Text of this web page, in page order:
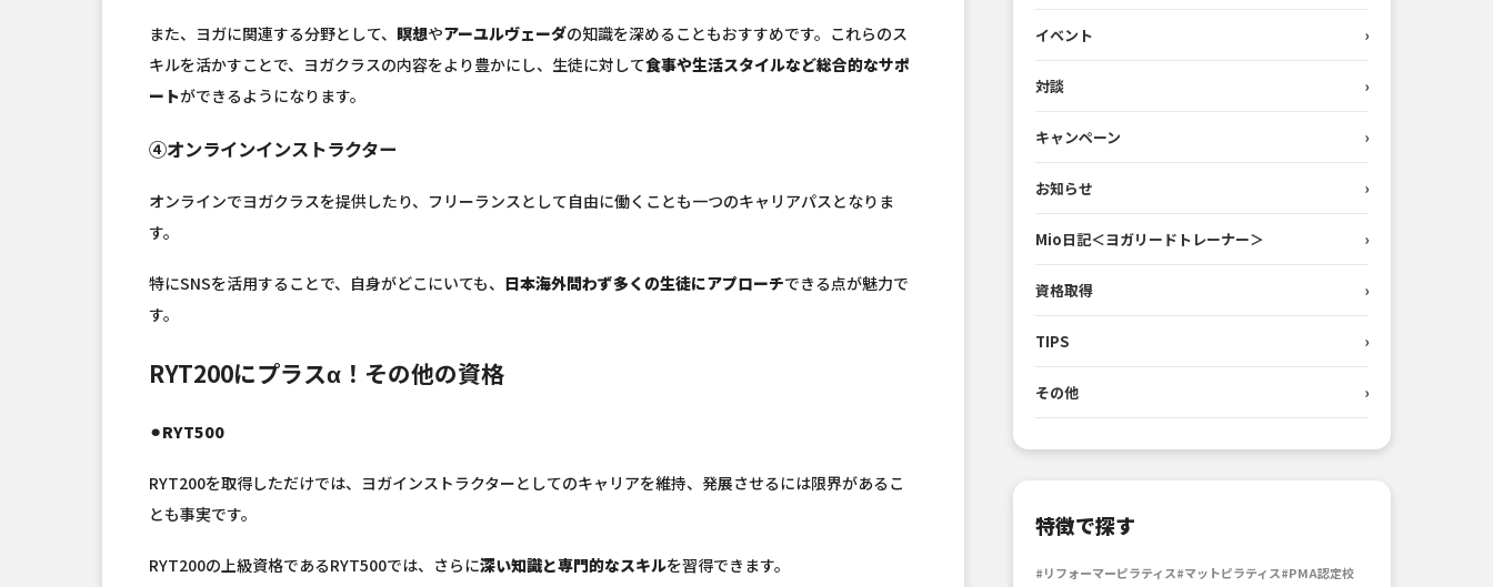
また、ヨガに関連する分野として、 瞑想やアーユルヴェーダの知識を深めることもおすすめです。これらのス
キルを活かすことで、ヨガクラスの内容をより豊かにし、生徒に対して食事や生活スタイルなど総合的なサポ
ートができるようになります。
④オンラインインストラクター
オンラインでヨガクラスを提供したり、フリーランスとして自由に働くことも一つのキャリアパスとなりま
す。
特にSNSを活用することで、自身がどこにいても、 日本海外問わず多くの生徒にアプローチできる点が魅力で
す。
RYT200にプラスα！その他の資格
⚫︎RYT500
RYT200を取得しただけでは、ヨガインストラクターとしてのキャリアを維持、発展させるには限界があるこ
とも事実です。
RYT200の上級資格であるRYT500では、さらに深い知識と専門的なスキルを習得できます。
イベント ›
対談 ›
キャンペーン ›
お知らせ ›
Mio日記＜ヨガリードトレーナー＞ ›
資格取得 ›
TIPS ›
その他 ›
特徴で探す
#リフォーマーピラティス#マットピラティス#PMA認定校